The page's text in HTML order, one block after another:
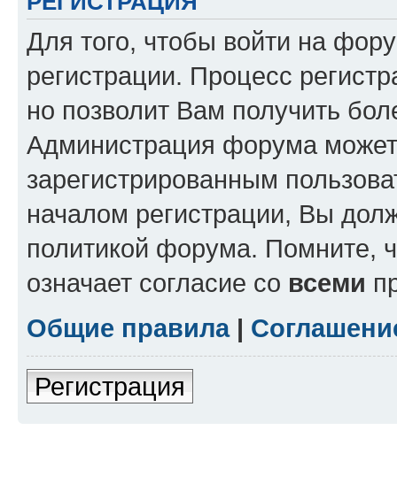
Для того, чтобы войти на
регистрации. Процесс
но позволит Вам получить
Администрация форума может
зарегистрированным
началом регистрации, Вы
политикой форума. Помните,
означает согласие со всеми
Общие правила|
Регистрация